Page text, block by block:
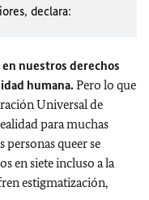
declara:
nuestros derechos
humana. Pero lo que
Universal de
para muchas
personas queer se
en siete incluso a la
estigmatización,